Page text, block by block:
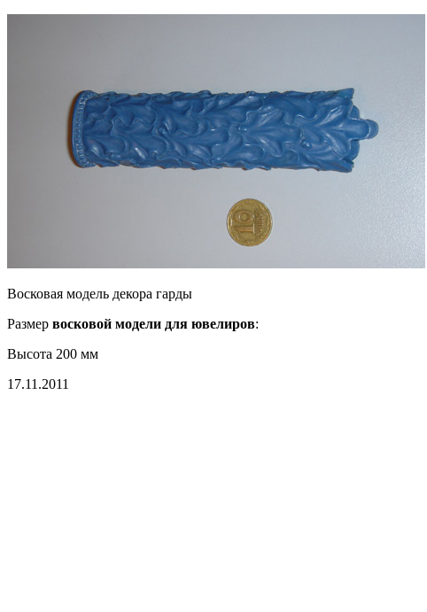
Восковая модель декора гарды
Размер восковой модели для ювелиров:
Высота 200 мм
17.11.2011